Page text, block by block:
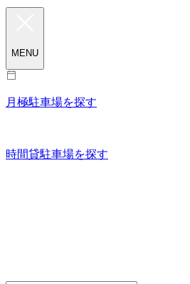
MENU
月極駐車場を探す
時間貸駐車場を探す